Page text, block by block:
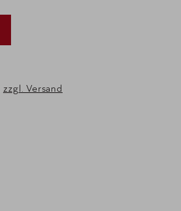
zzgl. Versand